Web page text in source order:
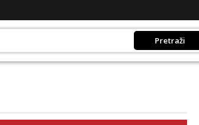
Pretraži